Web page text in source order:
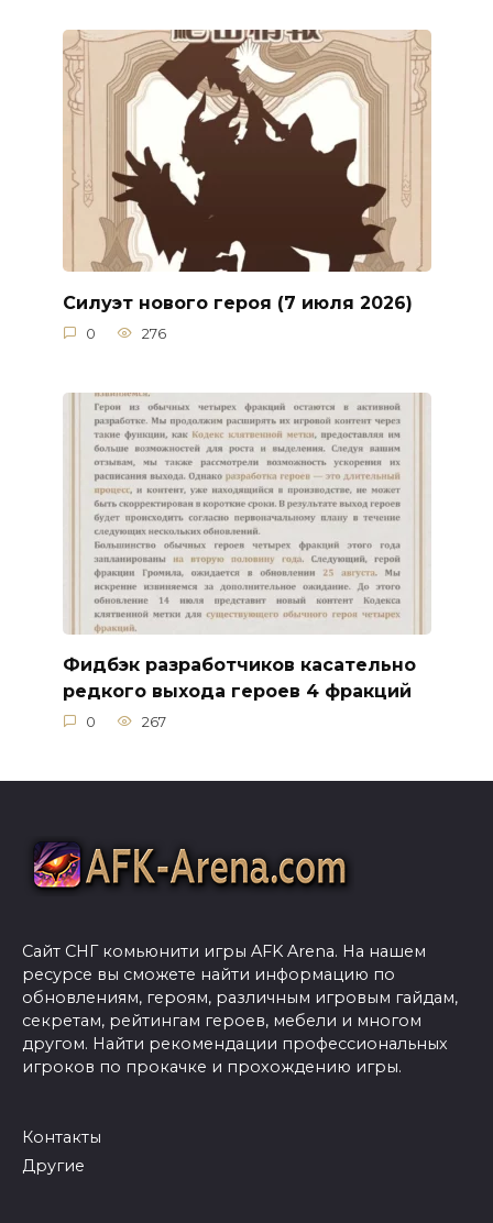
Силуэт нового героя (7 июля 2026)
0 276
Фидбэк разработчиков касательно
редкого выхода героев 4 фракций
0 267
Сайт СНГ комьюнити игры AFK Arena. На нашем
ресурсе вы сможете найти информацию по
обновлениям, героям, различным игровым гайдам,
секретам, рейтингам героев, мебели и многом
другом. Найти рекомендации профессиональных
игроков по прокачке и прохождению игры.
Контакты
Другие